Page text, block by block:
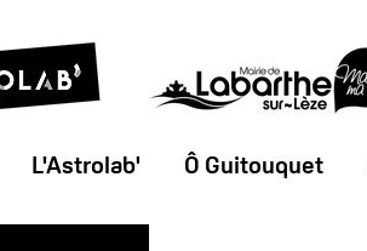
L'Astrolab' Ô Guitouquet